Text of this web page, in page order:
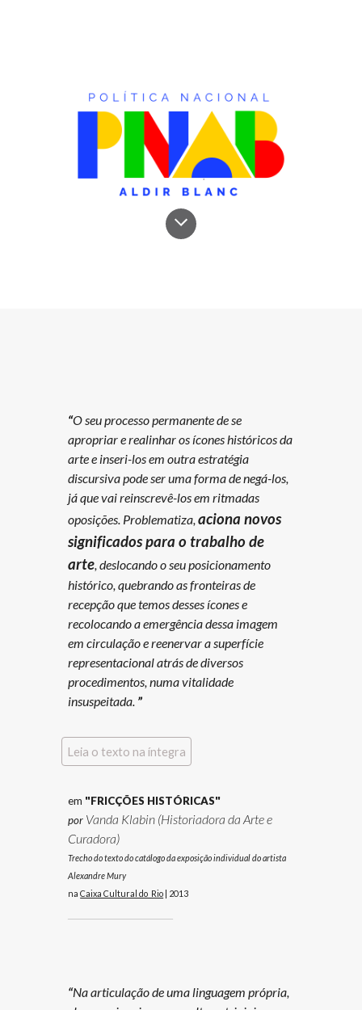
“O seu processo permanente de se
apropriar e realinhar os ícones históricos da
arte e inseri-los em outra estratégia
discursiva pode ser uma forma de negá-los,
já que vai reinscrevê-los em ritmadas
oposições. Problematiza,aciona novos
significados para o trabalho de
arte, deslocando o seu posicionamento
histórico, quebrando as fronteiras de
recepção que temos desses ícones e
recolocando a emergência dessa imagem
em circulação e reenervar a superfície
representacional atrás de diversos
procedimentos, numa vitalidade
insuspeitada. ”
Leia o texto na íntegra
em "FRICÇÕES HISTÓRICAS"
por Vanda Klabin (Historiadora da Arte e
Curadora)
Trecho dotexto docatálogo da exposição individual do artista
Alexandre Mury
naCaixa Cultural do Rio | 201 3
“Na articulação de uma linguagem própria,